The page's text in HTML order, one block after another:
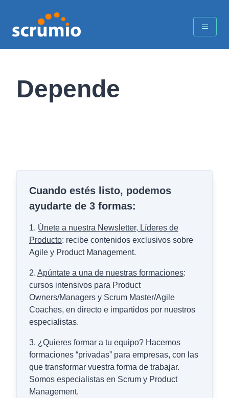
Depende
Cuando estés listo, podemos
ayudarte de 3 formas:
1. Únete a nuestra Newsletter, Líderes de
Producto: recibe contenidos exclusivos sobre
Agile y Product Management.
2. Apúntate a una de nuestras formaciones:
cursos intensivos para Product
Owners/Managers y Scrum Master/Agile
Coaches, en directo e impartidos por nuestros
especialistas.
3. ¿Quieres formar a tu equipo? Hacemos
formaciones “privadas” para empresas, con las
que transformar vuestra forma de trabajar.
Somos especialistas en Scrum y Product
Management.